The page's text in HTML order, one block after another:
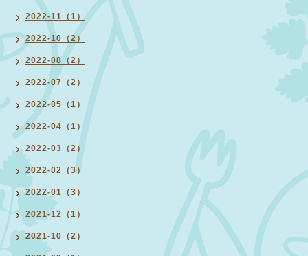
2022-11（1）
2022-10（2）
2022-08（2）
2022-07（2）
2022-05（1）
2022-04（1）
2022-03（2）
2022-02（3）
2022-01（3）
2021-12（1）
2021-10（2）